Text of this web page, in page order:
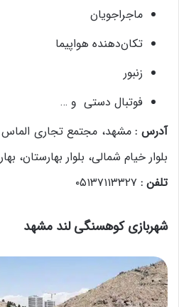
ماجراجویان
تکان‌دهنده هواپیما
زنبور
فوتبال دستی و …
آدرس :مشهد، مجتمع تجاری
بلوار خیام شمالی، بلوار بهارستان،
تلفن :
شهربازی کوهسنگی لند مشهد